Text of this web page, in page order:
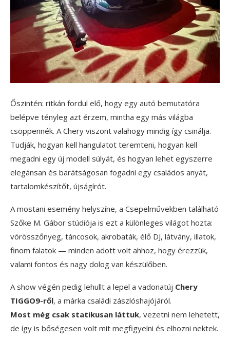
Őszintén: ritkán fordul elő, hogy egy autó bemutatóra
belépve tényleg azt érzem, mintha egy más világba
csöppennék. A Chery viszont valahogy mindig így csinálja.
Tudják, hogyan kell hangulatot teremteni, hogyan kell
megadni egy új modell súlyát, és hogyan lehet egyszerre
elegánsan és barátságosan fogadni egy családos anyát,
tartalomkészítőt, újságírót.
A mostani esemény helyszíne, a Csepelművekben található
Szőke M. Gábor stúdiója is ezt a különleges világot hozta:
vörösszőnyeg, táncosok, akrobaták, élő DJ, látvány, illatok,
finom falatok — minden adott volt ahhoz, hogy érezzük,
valami fontos és nagy dolog van készülőben.
A show végén pedig lehullt a lepel a vadonatúj Chery
TIGGO9-ről, a márka családi zászlóshajójáról.
Most még csak statikusan láttuk, vezetni nem lehetett,
de így is bőségesen volt mit megfigyelni és elhozni nektek.